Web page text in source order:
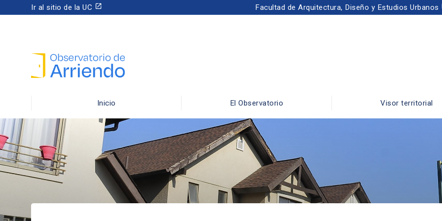
Ir al sitio de la UC launch Facultad de Arquitectura, Diseño y Estudios Urbanos
Inicio El Observatorio Visor territorial